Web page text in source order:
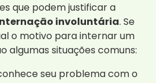
que podem justificar a
involuntária. Se
o motivo para internar um
algumas situações comuns:
seu problema com o